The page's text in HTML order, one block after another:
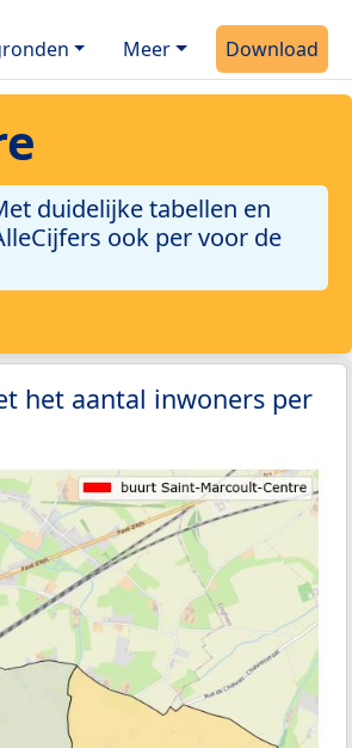
Meer Download
duidelijke tabellen en
ook per voor de
het aantal inwoners per